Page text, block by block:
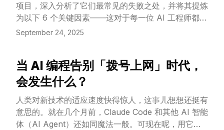
项目，深入分析了它们最常见的失败之处，并将其提炼
为以下 6 个关键因素——这对于每一位 AI 工程师都至
关重要
September 24, 2025
当 AI 编程告别「拨号上网」时代，
会发生什么？
人类对新技术的适应速度快得惊人，这事儿想想还挺有
意思的。就在几个月前，Claude Code 和其他 AI 智能
体（AI Agent）还如同魔法一般。可现在呢，用它们
View Article